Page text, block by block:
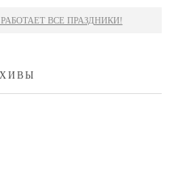
РАБОТАЕТ ВСЕ ПРАЗДНИКИ!